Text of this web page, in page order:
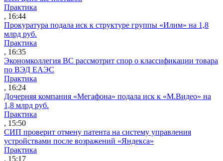
Практика
, 16:44
Прокуратура подала иск к структуре группы «Илим» на 1,8
млрд руб.
Практика
, 16:35
Экономколлегия ВС рассмотрит спор о классификации товара
по ВЭД ЕАЭС
Практика
, 16:24
Дочерняя компания «Мегафона» подала иск к «М.Видео» на
1,8 млрд руб.
Практика
, 15:50
СИП проверит отмену патента на систему управления
устройствами после возражений «Яндекса»
Практика
, 15:17